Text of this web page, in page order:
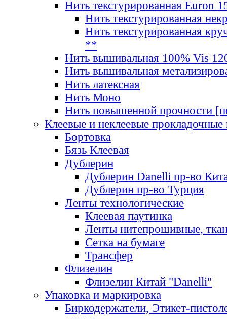
Нить текстурированная Euron
Нить текстурированная
Нить текстурированная
**
Нить вышивальная 100% Vis
Нить вышивальная
Нить латексная
Нить Моно
Нить повышенной прочности
Клеевые и неклеевые прокладочные
Бортовка
Бязь Клеевая
Дублерин
Дублерин Danelli пр-во
Дублерин пр-во Турция
Ленты технологические
Клеевая паутинка
Ленты нитепрошивные,
Сетка на бумаге
Трансфер
Флизелин
Флизелин Китай "Danelli"
Упаковка и маркировка
Биркодержатели, Этикет-